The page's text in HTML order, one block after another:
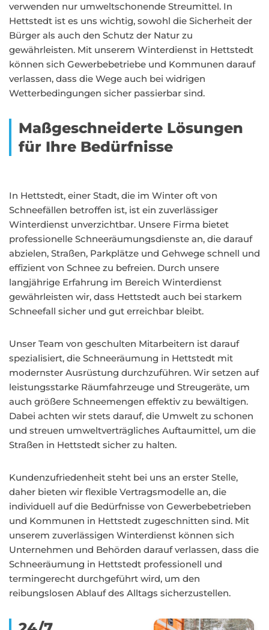
verwenden nur umweltschonende Streumittel. In
Hettstedt ist es uns wichtig, sowohl die Sicherheit der
Bürger als auch den Schutz der Natur zu
gewährleisten. Mit unserem Winterdienst in Hettstedt
können sich Gewerbebetriebe und Kommunen darauf
verlassen, dass die Wege auch bei widrigen
Wetterbedingungen sicher passierbar sind.
Maßgeschneiderte Lösungen
für Ihre Bedürfnisse
In Hettstedt, einer Stadt, die im Winter oft von
Schneefällen betroffen ist, ist ein zuverlässiger
Winterdienst unverzichtbar. Unsere Firma bietet
professionelle Schneeräumungsdienste an, die darauf
abzielen, Straßen, Parkplätze und Gehwege schnell und
effizient von Schnee zu befreien. Durch unsere
langjährige Erfahrung im Bereich Winterdienst
gewährleisten wir, dass Hettstedt auch bei starkem
Schneefall sicher und gut erreichbar bleibt.
Unser Team von geschulten Mitarbeitern ist darauf
spezialisiert, die Schneeräumung in Hettstedt mit
modernster Ausrüstung durchzuführen. Wir setzen auf
leistungsstarke Räumfahrzeuge und Streugeräte, um
auch größere Schneemengen effektiv zu bewältigen.
Dabei achten wir stets darauf, die Umwelt zu schonen
und streuen umweltverträgliches Auftaumittel, um die
Straßen in Hettstedt sicher zu halten.
Kundenzufriedenheit steht bei uns an erster Stelle,
daher bieten wir flexible Vertragsmodelle an, die
individuell auf die Bedürfnisse von Gewerbebetrieben
und Kommunen in Hettstedt zugeschnitten sind. Mit
unserem zuverlässigen Winterdienst können sich
Unternehmen und Behörden darauf verlassen, dass die
Schneeräumung in Hettstedt professionell und
termingerecht durchgeführt wird, um den
reibungslosen Ablauf des Alltags sicherzustellen.